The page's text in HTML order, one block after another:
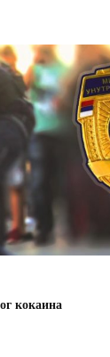
кокаина